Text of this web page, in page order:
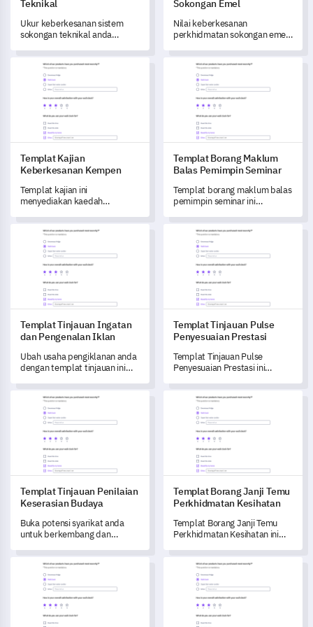
Teknikal
Ukur keberkesanan sistem
sokongan teknikal anda
ini, direka untuk mengenal
pasti kawasan yang tidak
mencukupi dan potensi
penambahbaikan.
Sokongan Emel
Nilai keberkesanan
perkhidmatan sokongan emel
ini.
Templat Kajian Keberkesanan Kempen
Templat Kajian
Keberkesanan Kempen
Templat kajian ini
menyediakan kaedah
keberkesanan kempen anda.
Templat Borang Maklum
Templat Borang Maklum
Balas Pemimpin Seminar
Templat borang maklum balas
pemimpin seminar ini
mengumpul data yang
berguna mengenai
pengalaman penonton dan
prestasi pemimpin.
Templat Tinjauan Ingatan dan Pengenalan Iklan
Templat Tinjauan Ingatan
dan Pengenalan Iklan
Ubah usaha pengiklanan anda
dengan templat tinjauan ini
keberkesanan iklan terkini
Templat Tinjauan Pulse
Templat Tinjauan Pulse
Penyesuaian Prestasi
Templat Tinjauan Pulse
Penyesuaian Prestasi ini
mendapatkan pandangan
tentang proses penilaian
prestasi syarikat anda.
Templat Tinjauan Penilaian Keserasian Budaya
Templat Tinjauan Penilaian
Keserasian Budaya
Buka potensi syarikat anda
untuk berkembang dan
pandangan terperinci
mengenai persepsi pekerja
melalui Templat Tinjauan
Penilaian Keserasian Budaya
Templat Borang Janji Temu
Templat Borang Janji Temu
Perkhidmatan Kesihatan
Templat Borang Janji Temu
Perkhidmatan Kesihatan ini
pengalaman pesakit dengan
penjadualan janji temu dan
interaksi dengan pengamal
kesihatan.
Templat Borang Maklum Balas Advokasi Dasar
Templat Tinjauan